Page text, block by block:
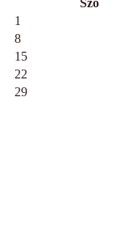
Szo
1
8
15
22
29